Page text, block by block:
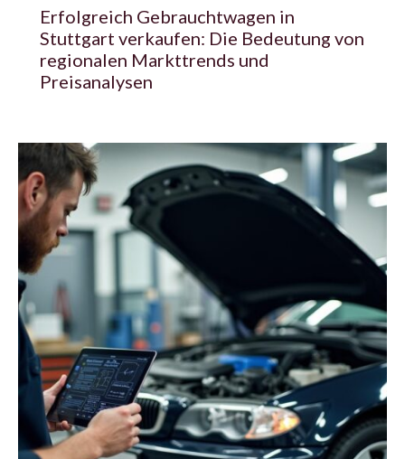
Erfolgreich Gebrauchtwagen in
Stuttgart verkaufen: Die Bedeutung von
regionalen Markttrends und
Preisanalysen